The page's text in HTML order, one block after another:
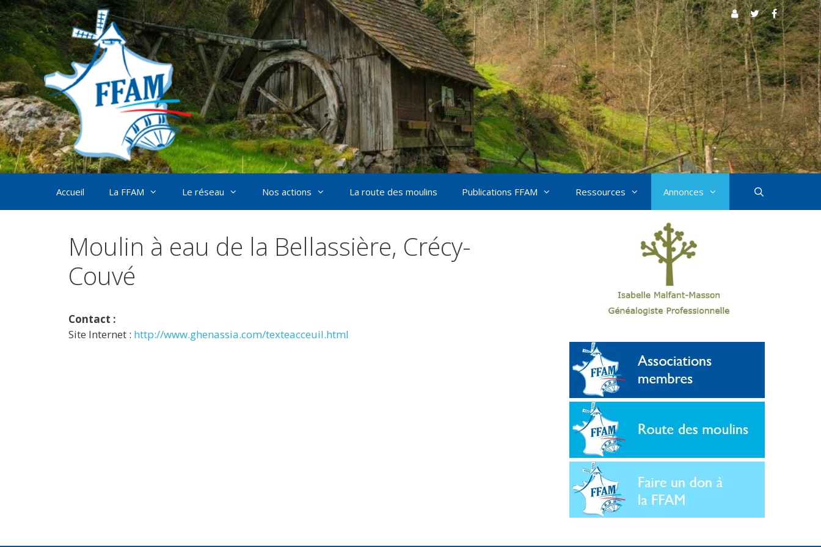
Aller
au
contenu
Accueil La FFAM Le réseau Nos actions La route des moulins Publications FFAM Ressources Annonces
Moulin à eau de la Bellassière, Crécy-
Couvé
Contact :
Site Internet : http://www.ghenassia.com/texteacceuil.html